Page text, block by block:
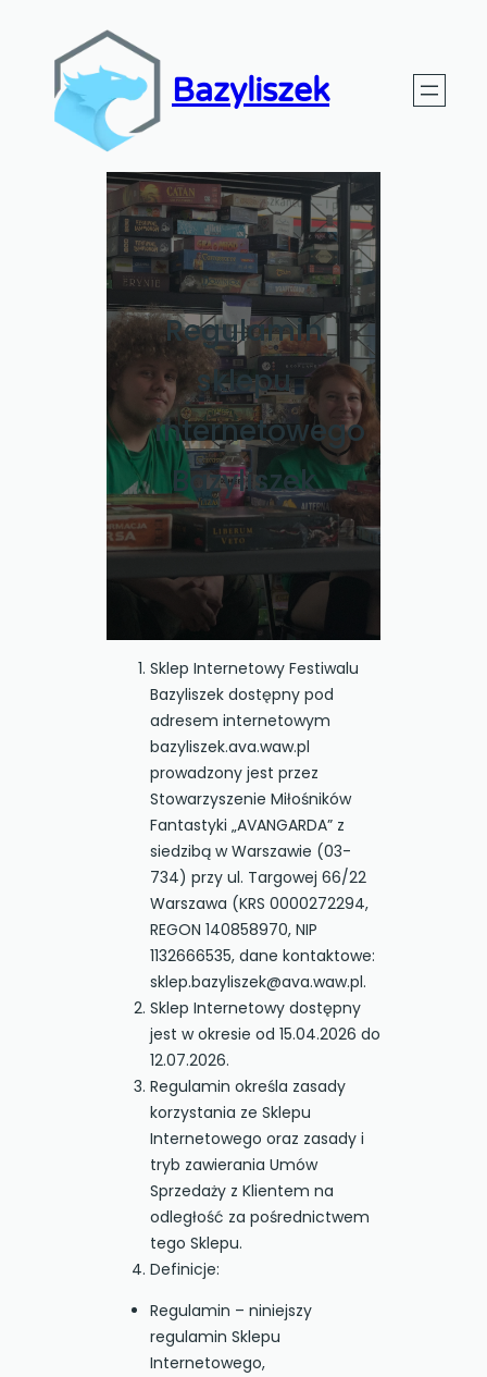
Bazyliszek
Regulamin
sklepu
internetowego
Bazyliszek
Sklep Internetowy Festiwalu
Bazyliszek dostępny pod
adresem internetowym
bazyliszek.ava.waw.pl
prowadzony jest przez
Stowarzyszenie Miłośników
Fantastyki „AVANGARDA” z
siedzibą w Warszawie (03-
734) przy ul. Targowej 66/22
Warszawa (KRS 0000272294,
REGON 140858970, NIP
1132666535, dane kontaktowe:
sklep.bazyliszek@ava.waw.pl.
Sklep Internetowy dostępny
jest w okresie od 15.04.2026 do
12.07.2026.
Regulamin określa zasady
korzystania ze Sklepu
Internetowego oraz zasady i
tryb zawierania Umów
Sprzedaży z Klientem na
odległość za pośrednictwem
tego Sklepu.
Definicje:
Regulamin – niniejszy
regulamin Sklepu
Internetowego,